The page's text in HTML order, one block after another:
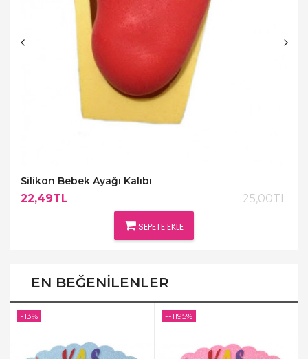
Silikon Bebek Ayağı Kalıbı
22,49TL 25,00TL
SEPETE EKLE
EN BEĞENILENLER
-13% --1195%